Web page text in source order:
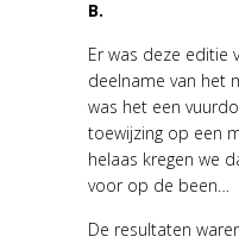
B.
Er was deze editie
deelname van het
was het een
toewijzing op een
helaas kregen we
voor op de been…
De resultaten